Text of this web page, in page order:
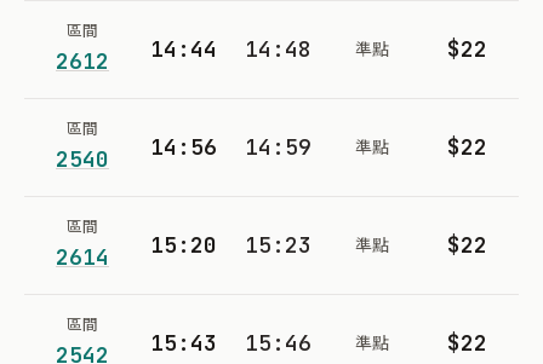
區間
2612 14:44 14:48 準點 $22
區間
2540 14:56 14:59 準點 $22
區間
2614 15:20 15:23 準點 $22
區間
2542 15:43 15:46 準點 $22